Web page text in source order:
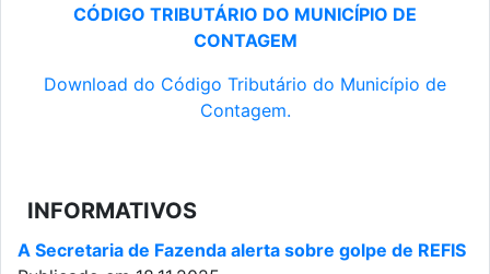
CÓDIGO TRIBUTÁRIO DO MUNICÍPIO DE
CONTAGEM
Download do Código Tributário do Município de
Contagem.
INFORMATIVOS
A Secretaria de Fazenda alerta sobre golpe de REFIS